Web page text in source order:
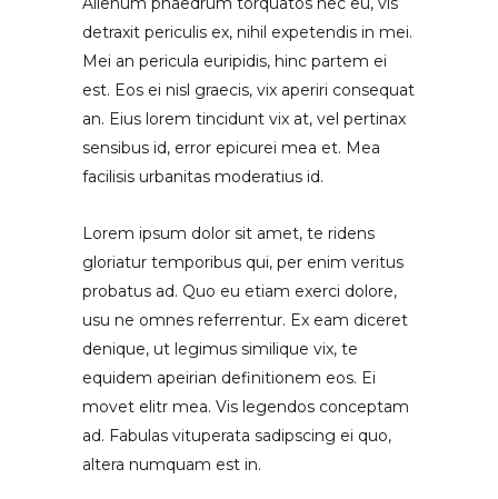
detraxit periculis ex, nihil expetendis in mei.
Mei an pericula euripidis, hinc partem ei
est. Eos ei nisl graecis, vix aperiri consequat
an. Eius lorem tincidunt vix at, vel pertinax
sensibus id, error epicurei mea et. Mea
facilisis urbanitas moderatius id.
Lorem ipsum dolor sit amet, te ridens
gloriatur temporibus qui, per enim veritus
probatus ad. Quo eu etiam exerci dolore,
usu ne omnes referrentur. Ex eam diceret
denique, ut legimus similique vix, te
equidem apeirian definitionem eos. Ei
movet elitr mea. Vis legendos conceptam
ad. Fabulas vituperata sadipscing ei quo,
altera numquam est in.